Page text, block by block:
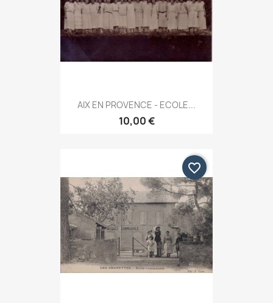
AIX EN PROVENCE - ECOLE...
10,00 €
favorite_border